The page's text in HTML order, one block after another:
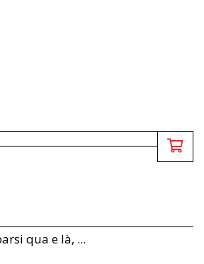
qua e là, ...